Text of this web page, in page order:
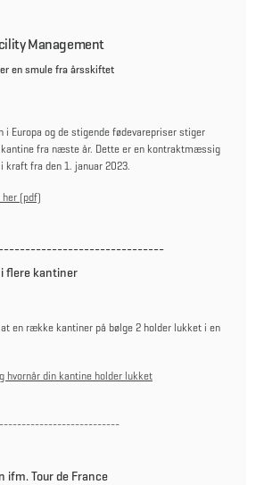
Management
en smule fra årsskiftet
Europa og de stigende fødevarepriser stiger
fra næste år. Dette er en kontraktmæssig
fra den 1. januar 2023.
her (pdf)
flere kantiner
en række kantiner på bølge 2 holder lukket i en
hvornår din kantine holder lukket
Tour de France